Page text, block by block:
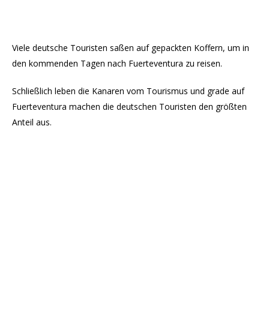
Viele deutsche Touristen saßen auf gepackten Koffern, um in
den kommenden Tagen nach Fuerteventura zu reisen.
Schließlich leben die Kanaren vom Tourismus und grade auf
Fuerteventura machen die deutschen Touristen den größten
Anteil aus.